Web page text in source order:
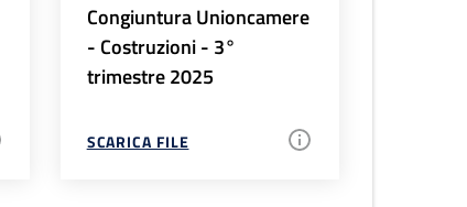
Congiuntura Unioncamere
- Costruzioni - 3°
trimestre 2025
SCARICA FILE